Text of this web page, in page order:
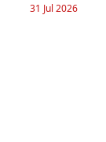
31 Jul 2026